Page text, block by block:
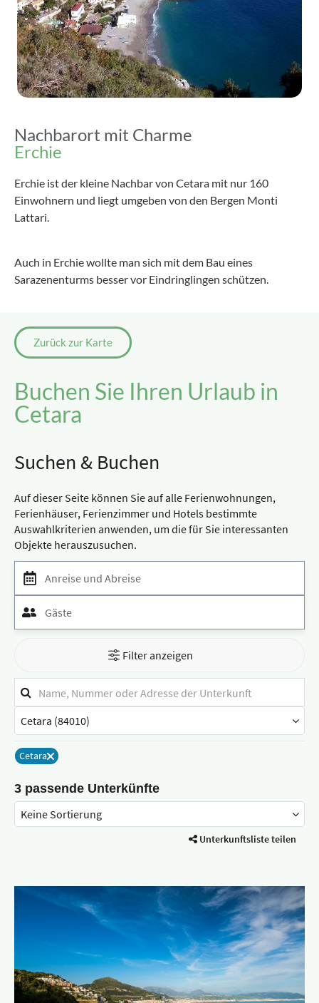
Nachbarort mit Charme
Erchie
Erchie ist der kleine Nachbar von Cetara mit nur 160
Einwohnern und liegt umgeben von den Bergen Monti
Lattari.
Auch in Erchie wollte man sich mit dem Bau eines
Sarazenenturms besser vor Eindringlingen schützen.
Zurück zur Karte
Buchen Sie Ihren Urlaub in
Cetara
Suchen & Buchen
Auf dieser Seite können Sie auf alle Ferienwohnungen,
Ferienhäuser, Ferienzimmer und Hotels bestimmte
Auswahlkriterien anwenden, um die für Sie interessanten
Objekte herauszusuchen.
Anreise und Abreise
Gäste
Filter anzeigen
Stichwortsuche
Stadt
Ort
Entferne
Cetara
3 passende Unterkünfte
Unterkunftsliste teilen